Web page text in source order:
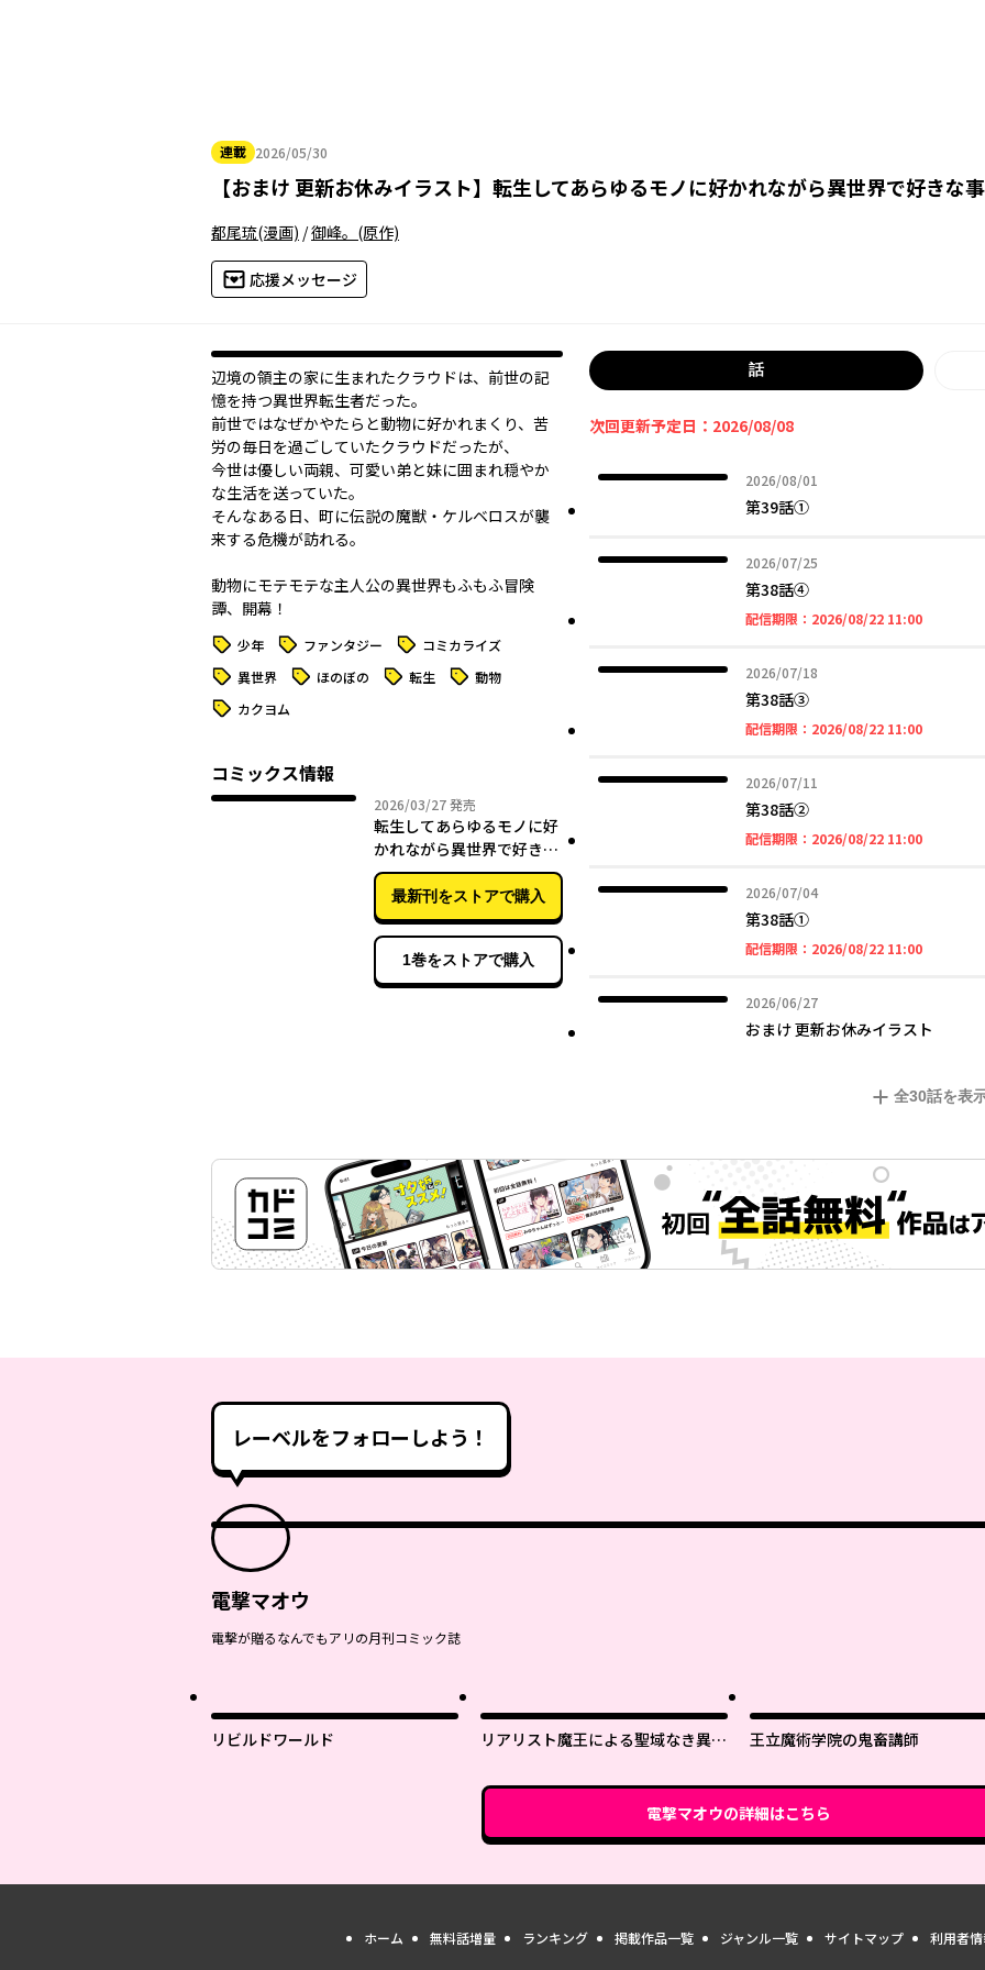
連載 2026/05/30
2026年05月30日
【おまけ 更新お休みイラスト】 転生してあらゆるモノに好かれながら異世界で好きな
都尾琉(漫画) /御峰。 (原作)
応援メッセージ
辺境の領主の家に生まれたクラウドは、前世の記
憶を持つ異世界転生者だった。
前世ではなぜかやたらと動物に好かれまくり、苦
労の毎日を過ごしていたクラウドだったが、
今世は優しい両親、可愛い弟と妹に囲まれ穏やか
な生活を送っていた。
そんなある日、町に伝説の魔獣・ケルベロスが襲
来する危機が訪れる――。
動物にモテモテな主人公の異世界もふもふ冒険
タグ 少年 タグ ファンタジー タグ コミカライズ
タグ 異世界 タグ ほのぼの タグ 転生 タグ 動物
タグ カクヨム
コミックス情報
2026/03/272026年03月27日
発売
転生してあらゆるモノに好
かれながら異世界で好きな
事をして生きて行く ６
最新刊をストアで購入
1巻をストアで購入
話
次回更新予定日：2026/08/08
2026/08/01
2026年08月01日
第39話①
2026/07/25
2026年07月25日
第38話④
配信期限： 2026/08/22 11:002026年08
2026/07/18
2026年07月18日
第38話③
配信期限： 2026/08/22 11:002026年08
2026/07/11
2026年07月11日
第38話➁
配信期限： 2026/08/22 11:002026年08
2026/07/04
2026年07月04日
第38話①
配信期限： 2026/08/22 11:002026年08
2026/06/27
2026年06月27日
おまけ 更新お休みイラスト
全30話を表
レーベルをフォローしよう！
電撃マオウ
電撃が贈るなんでもアリの月刊コミック誌
リビルドワールド
リアリスト魔王による聖域なき異世
王立魔術学院の鬼畜講師
電撃マオウの詳細はこちら
ホーム 無料話増量 ランキング 掲載作品一覧 ジャンル一覧 サイトマップ 利用者